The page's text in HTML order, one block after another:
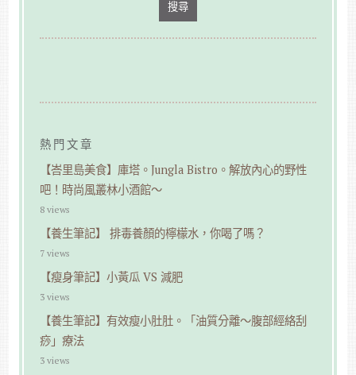
搜尋
熱門文章
【峇里島美食】庫塔。Jungla Bistro。解放內心的野性
吧！時尚風叢林小酒館～
8 views
【養生筆記】 排毒養顏的檸檬水，你喝了嗎？
7 views
【瘦身筆記】小黃瓜 VS 減肥
3 views
【養生筆記】有效瘦小肚肚。「油質分離～腹部經絡刮
痧」療法
3 views